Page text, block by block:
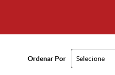
Ordenar Por Selecione